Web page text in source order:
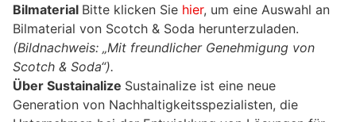
Bilmaterial Bitte klicken Sie hier, um eine Auswahl an
Bilmaterial von Scotch & Soda herunterzuladen.
(Bildnachweis: „Mit freundlicher Genehmigung von
Scotch & Soda“).
Über Sustainalize Sustainalize ist eine neue
Generation von Nachhaltigkeitsspezialisten, die